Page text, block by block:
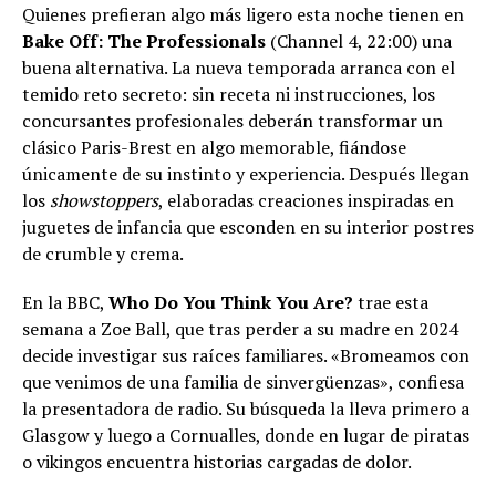
Quienes prefieran algo más ligero esta noche tienen en
Bake Off: The Professionals (Channel 4, 22:00) una
buena alternativa. La nueva temporada arranca con el
temido reto secreto: sin receta ni instrucciones, los
concursantes profesionales deberán transformar un
clásico Paris-Brest en algo memorable, fiándose
únicamente de su instinto y experiencia. Después llegan
los showstoppers, elaboradas creaciones inspiradas en
juguetes de infancia que esconden en su interior postres
de crumble y crema.
En la BBC, Who Do You Think You Are? trae esta
semana a Zoe Ball, que tras perder a su madre en 2024
decide investigar sus raíces familiares. «Bromeamos con
que venimos de una familia de sinvergüenzas», confiesa
la presentadora de radio. Su búsqueda la lleva primero a
Glasgow y luego a Cornualles, donde en lugar de piratas
o vikingos encuentra historias cargadas de dolor.